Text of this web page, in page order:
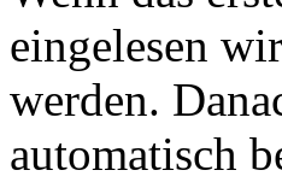
eingelesen
werden.
automatisch